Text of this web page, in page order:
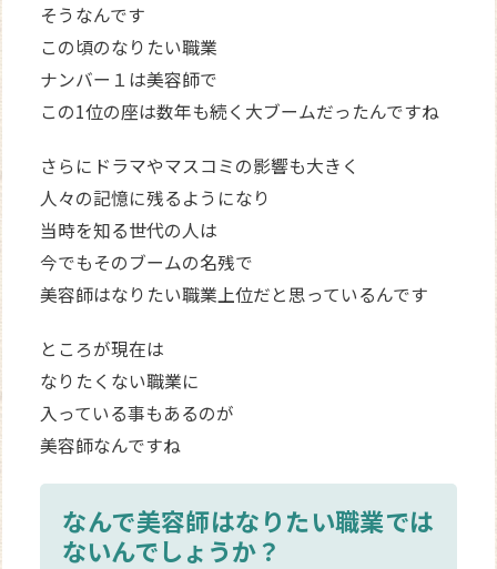
そうなんです
この頃のなりたい職業
ナンバー１は美容師で
この1位の座は数年も続く大ブームだったんですね
さらにドラマやマスコミの影響も大きく
人々の記憶に残るようになり
当時を知る世代の人は
今でもそのブームの名残で
美容師はなりたい職業上位だと思っているんです
ところが現在は
なりたくない職業に
入っている事もあるのが
美容師なんですね
なんで美容師はなりたい職業では
ないんでしょうか？